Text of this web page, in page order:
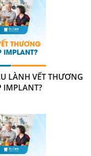
LÀNH VẾT THƯƠNG
IMPLANT?